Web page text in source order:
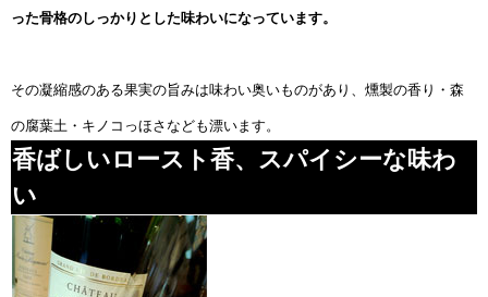
った骨格のしっかりとした味わいになっています。
その凝縮感のある果実の旨みは味わい奥いものがあり、燻製の香り・森
の腐葉土・キノコっほさなども漂います。
香ばしいロースト香、スパイシーな味わ
い